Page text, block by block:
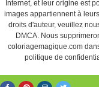
Internet, et leur origine est
images appartiennent à
droits d'auteur, veuillez
DMCA. Nous
coloriagemagique.com
politique de